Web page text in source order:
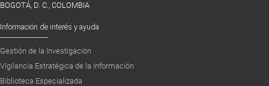
BOGOTÁ, D. C., COLOMBIA
Información de interés y ayuda
Gestión de la Investigación
Vigilancia Estratégica de la Información
Biblioteca Especializada